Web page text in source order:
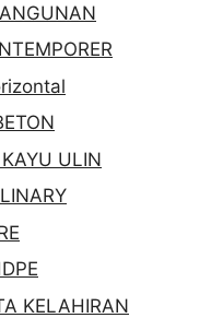
ULIN
KELAHIRAN